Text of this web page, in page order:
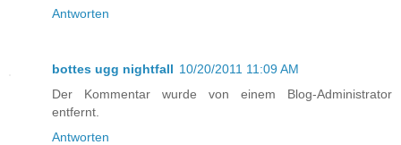
Antworten
bottes ugg nightfall 10/20/2011 11:09 AM
Der Kommentar wurde von einem Blog-Administrator
entfernt.
Antworten